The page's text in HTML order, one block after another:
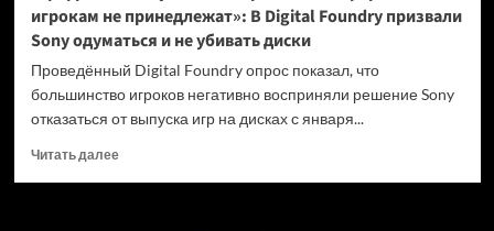
игрокам не принедлежат»: В Digital Foundry призвали
Sony одуматься и не убивать диски
Проведённый Digital Foundry опрос показал, что
большинство игроков негативно восприняли решение Sony
отказаться от выпуска игр на дисках с января...
Читать далееПрочитать